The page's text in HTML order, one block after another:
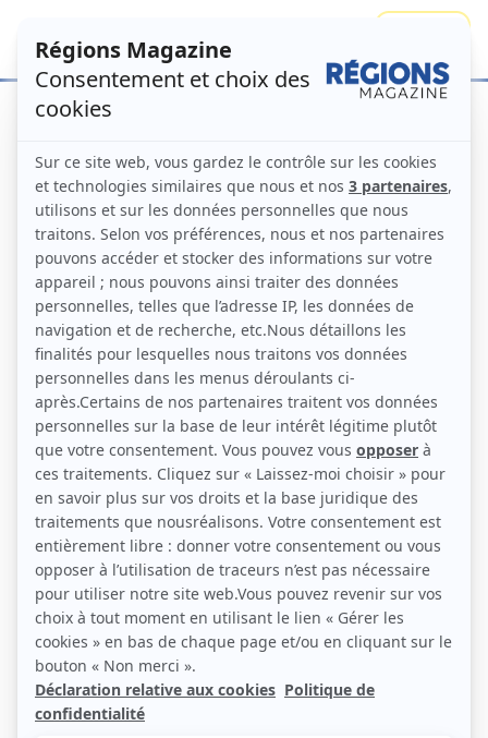
Accueil Numéros
Les régions au
chevet de l’Ukraine
Régions Magazine N°166 –
mars 2023
Numéro principal
Les régions au chevet de l’Ukraine